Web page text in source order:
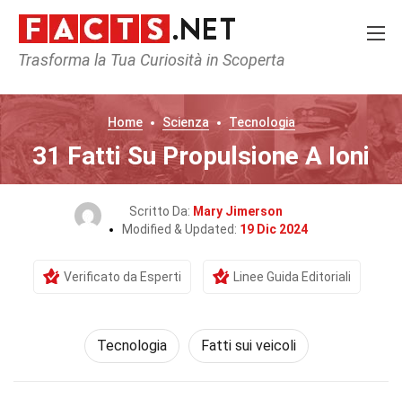
Trasforma la Tua Curiosità in Scoperta
Home Scienza Tecnologia
31 Fatti Su Propulsione A Ioni
Scritto Da: Mary Jimerson
Modified & Updated: 19 Dic 2024
Verificato da Esperti Linee Guida Editoriali
Tecnologia Fatti sui veicoli